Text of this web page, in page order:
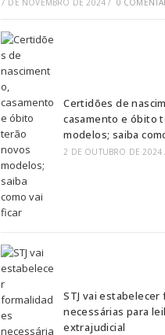
7 DE NOVEMBRO DE 2024 / 0
Certidões de
casamento e óbito
modelos; saiba
2 DE OUTUBRO DE 2024
STJ vai
necessárias para
extrajudicial